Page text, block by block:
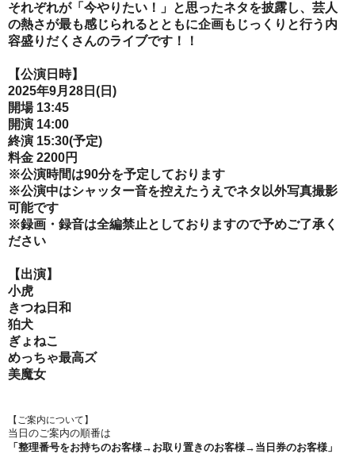
それぞれが「今やりたい！」と思ったネタを披露し、芸人
の熱さが最も感じられるとともに企画もじっくりと行う内
容盛りだくさんのライブです！！
【公演日時】
2025年9月28日(日)
開場 13:45
開演 14:00
終演 15:30(予定)
料金 2200円
※公演時間は90分を予定しております
※公演中はシャッター音を控えたうえでネタ以外写真撮影
可能です
※録画・録音は全編禁止としておりますので予めご了承く
ださい
【出演】
小虎
きつね日和
狛犬
ぎょねこ
めっちゃ最高ズ
美魔女
【ご案内について】
︎当日のご案内の順番は
「整理番号をお持ちのお客様→お取り置きのお客様→当日券のお客様」